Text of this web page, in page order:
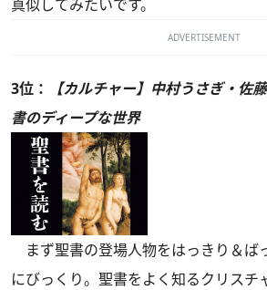
真似してみたいです。
ADVERTISEMENT
3位：
【カルチャー】中村うさぎ・佐
書のディープな世界
まず聖書の登場人物をはっきり＆ば
にびっくり。聖書をよく知るクリスチ